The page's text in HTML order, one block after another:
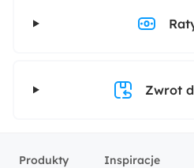
Zwrot
Produkty Inspiracje